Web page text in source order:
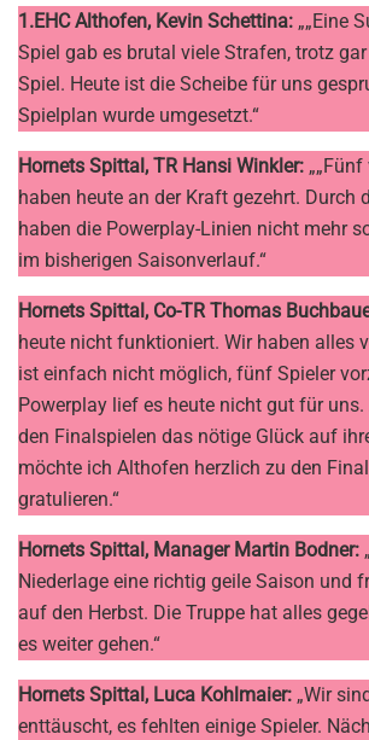
1.EHC Althofen, Kevin Schettina: „„Eine
Spiel gab es brutal viele Strafen, trotz
Spiel. Heute ist die Scheibe für uns
Spielplan wurde umgesetzt.“
Hornets Spittal, TR Hansi Winkler:
haben heute an der Kraft gezehrt. Durch
haben die Powerplay-Linien nicht mehr
im bisherigen Saisonverlauf.“
Hornets Spittal, Co-TR Thomas
heute nicht funktioniert. Wir haben alles
ist einfach nicht möglich, fünf Spieler
Powerplay lief es heute nicht gut für
den Finalspielen das nötige Glück auf
möchte ich Althofen herzlich zu den
gratulieren.“
Hornets Spittal, Manager Martin Bodner:
Niederlage eine richtig geile Saison und
auf den Herbst. Die Truppe hat alles
es weiter gehen.“
Hornets Spittal, Luca Kohlmaier: „Wir
enttäuscht, es fehlten einige Spieler.